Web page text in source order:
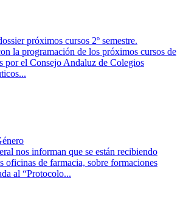
próximos cursos 2º semestre.
la programación de los próximos cursos de
por el Consejo Andaluz de Colegios
nos informan que se están recibiendo
oficinas de farmacia, sobre formaciones
al “Protocolo...